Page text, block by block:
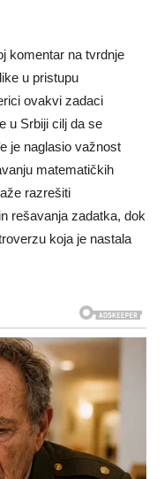
komentar na tvrdnje
u pristupu
ovakvi zadaci
u Srbiji cilj da se
je naglasio važnost
matematičkih
razrešiti
rešavanja zadatka, dok
koja je nastala